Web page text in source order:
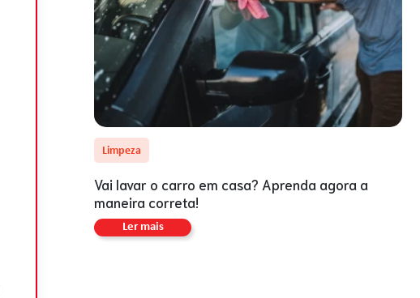
Limpeza
Vai lavar o carro em casa? Aprenda agora a
maneira correta!
Ler mais